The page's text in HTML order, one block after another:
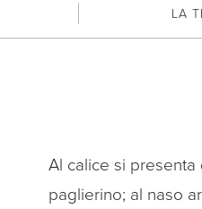
LA
Al calice si
paglierino; al naso
cremosa. Al palato